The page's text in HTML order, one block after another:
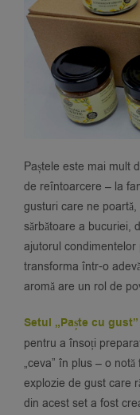
Paștele este mai mult
de reîntoarcere – la
gusturi care ne
sărbătoare a bucuriei,
ajutorul condimentelor
transforma într-o
aromă are un rol de
Setul „Paște cu gust”
pentru a însoți
„ceva” în plus – o
explozie de gust care
din acest set a fost